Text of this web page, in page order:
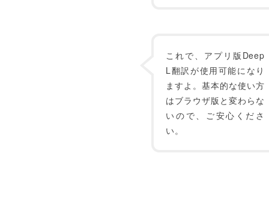
これで、アプリ版Deep
L翻訳が使用可能になり
ますよ。基本的な使い方
はブラウザ版と変わらな
いので、ご安心くださ
い。